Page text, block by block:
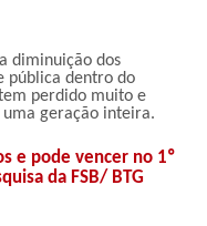
diminuição dos
pública dentro do
perdido muito e
geração inteira.
e pode vencer no 1º
da FSB/ BTG